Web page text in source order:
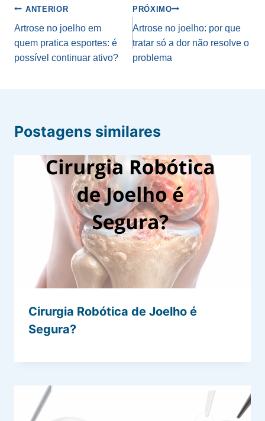
Navegação
de
Post
ANTERIOR
Artrose no joelho em
quem pratica esportes: é
possível continuar ativo?
PRÓXIMO
Artrose no joelho: por que
tratar só a dor não resolve o
problema
Postagens similares
Cirurgia Robótica de Joelho é
Segura?